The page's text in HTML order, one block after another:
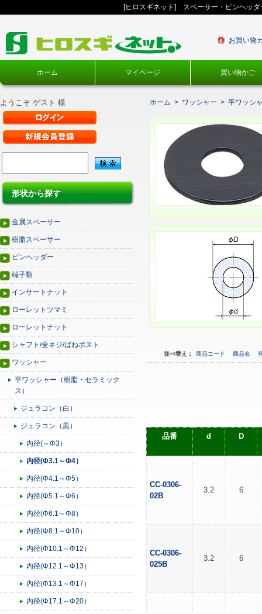
[ヒロスギネット] スペーサー・ピンヘッ
お買い物
ホーム マイページ 買い物かご
ようこそ ゲスト 様
形状から探す
金属スペーサー
樹脂スペーサー
ピンヘッダー
端子類
インサートナット
ローレットツマミ
ローレットナット
シャフト/全ネジ/ばねポスト
ワッシャー
平ワッシャー（樹脂・セラミック
ス）
ジュラコン（白）
ジュラコン（黒）
内径(～Φ3）
内径(Φ3.1～Φ4）
内径(Φ4.1～Φ5）
内径(Φ5.1～Φ6）
内径(Φ6.1～Φ8）
内径(Φ8.1～Φ10）
内径(Φ10.1～Φ12）
内径(Φ12.1～Φ13）
内径(Φ13.1～Φ17）
内径(Φ17.1～Φ20）
ホーム > ワッシャー > 平ワッシ
並べ替え： 商品コード 商品名
品番 d D
CC-0306-
02B
3.2 6
CC-0306-
025B
3.2 6